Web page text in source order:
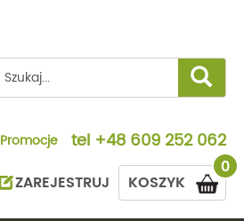
Promocje tel +48 609 252 062
0
KOSZYK
ZAREJESTRUJ